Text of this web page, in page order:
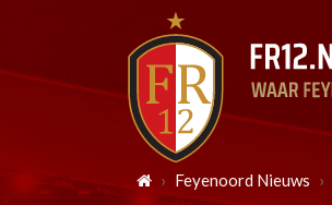
Feyenoord Nieuws